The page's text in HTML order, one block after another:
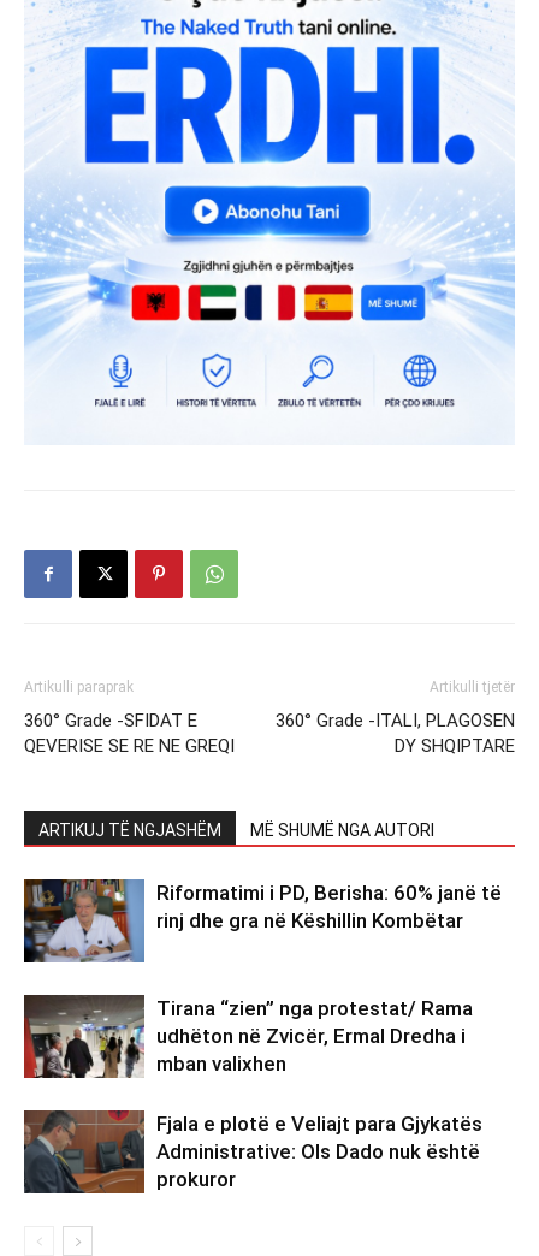
Artikulli paraprak
360° Grade -SFIDAT E
QEVERISE SE RE NE GREQI
Artikulli tjetër
360° Grade -ITALI, PLAGOSEN
DY SHQIPTARE
ARTIKUJ TË NGJASHËM MË SHUMË NGA AUTORI
Riformatimi i PD, Berisha: 60% janë të
rinj dhe gra në Këshillin Kombëtar
Tirana “zien” nga protestat/ Rama
udhëton në Zvicër, Ermal Dredha i
mban valixhen
Fjala e plotë e Veliajt para Gjykatës
Administrative: Ols Dado nuk është
prokuror